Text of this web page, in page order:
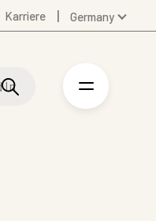
Karriere Germany
Denmark